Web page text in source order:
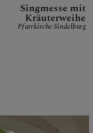
Singmesse mit
Kräuterweihe
Pfarrkirche Sindelburg